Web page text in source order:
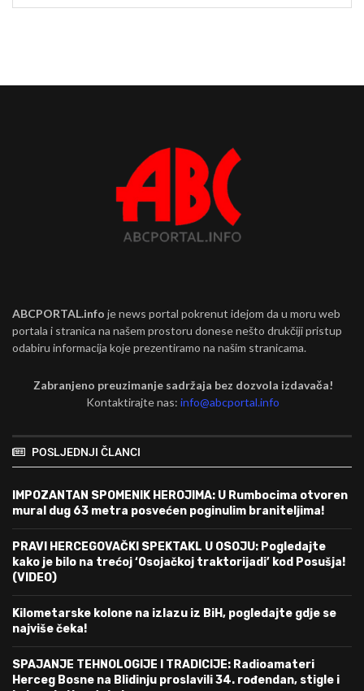
ABCPORTAL.info je news portal pokrenut idejom da u moru web
portala i stranica na našem prostoru donese nešto drukčiji pristup
odabiru informacija koje prezentiramo na našim stranicama.
Zabranjeno preuzimanje sadržaja bez dozvola izdavača!
Kontaktirajte nas:info@abcportal.info
POSLJEDNJI ČLANCI
IMPOZANTAN SPOMENIK HEROJIMA: U Rumbocima otvoren
mural dug 63 metra posvećen poginulim braniteljima!
PRAVI HERCEGOVAČKI SPEKTAKL U OSOJU: Pogledajte
kako je bilo na trećoj ‘Osojačkoj traktorijadi’ kod Posušja!
(VIDEO)
Kilometarske kolone na izlazu iz BiH, pogledajte gdje se
najviše čeka!
SPAJANJE TEHNOLOGIJE I TRADICIJE: Radioamateri
Herceg Bosne na Blidinju proslavili 34. rođendan, stigle i